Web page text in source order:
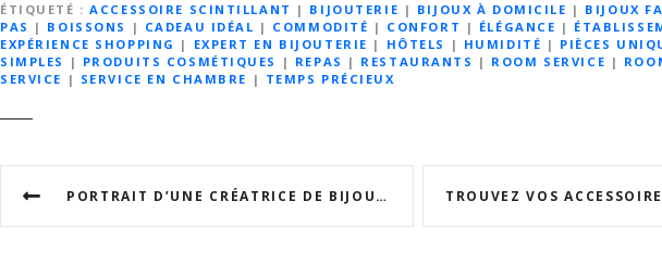
ÉTIQUETÉ
ACCESSOIRE SCINTILLANT | BIJOUTERIE | BIJOUX À DOMICILE | BIJOUX
PAS | BOISSONS | CADEAU IDÉAL | COMMODITÉ | CONFORT | ÉLÉGANCE |
EXPÉRIENCE SHOPPING | EXPERT EN BIJOUTERIE | HÔTELS | HUMIDITÉ | PIÈCES
SIMPLES
| PRODUITS COSMÉTIQUES | REPAS | RESTAURANTS | ROOM SERVICE |
SERVICE | SERVICE EN CHAMBRE | TEMPS PRÉCIEUX
N
PORTRAIT D’UNE CRÉATRICE DE BIJOUX TALENTUEUSE : CLAIRE DUPONT ET SES ŒUVRES UNIQUES